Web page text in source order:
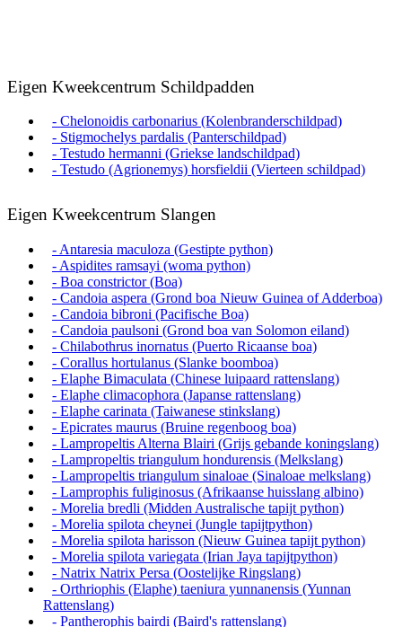
Eigen Kweekcentrum Schildpadden
- Chelonoidis carbonarius (Kolenbranderschildpad)
- Stigmochelys pardalis (Panterschildpad)
- Testudo hermanni (Griekse landschildpad)
- Testudo (Agrionemys) horsfieldii (Vierteen schildpad)
Eigen Kweekcentrum Slangen
- Antaresia maculoza (Gestipte python)
- Aspidites ramsayi (woma python)
- Boa constrictor (Boa)
- Candoia aspera (Grond boa Nieuw Guinea of Adderboa)
- Candoia bibroni (Pacifische Boa)
- Candoia paulsoni (Grond boa van Solomon eiland)
- Chilabothrus inornatus (Puerto Ricaanse boa)
- Corallus hortulanus (Slanke boomboa)
- Elaphe Bimaculata (Chinese luipaard rattenslang)
- Elaphe climacophora (Japanse rattenslang)
- Elaphe carinata (Taiwanese stinkslang)
- Epicrates maurus (Bruine regenboog boa)
- Lampropeltis Alterna Blairi (Grijs gebande koningslang)
- Lampropeltis triangulum hondurensis (Melkslang)
- Lampropeltis triangulum sinaloae (Sinaloae melkslang)
- Lamprophis fuliginosus (Afrikaanse huisslang albino)
- Morelia bredli (Midden Australische tapijt python)
- Morelia spilota cheynei (Jungle tapijtpython)
- Morelia spilota harisson (Nieuw Guinea tapijt python)
- Morelia spilota variegata (Irian Jaya tapijtpython)
- Natrix Natrix Persa (Oostelijke Ringslang)
- Orthriophis (Elaphe) taeniura yunnanensis (Yunnan
Rattenslang)
- Pantherophis bairdi (Baird's rattenslang)